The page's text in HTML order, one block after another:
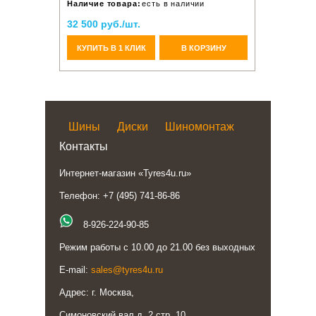
Наличие товара: есть в наличии
32 500 руб./шт.
КУПИТЬ В 1 КЛИК В КОРЗИНУ
Шины Диски
Шиномонтаж
Контакты
Интернет-магазин «Tyres4u.ru»
Телефон: +7 (495) 741-86-86
8-926-224-90-85
Режим работы с 10.00 до 21.00 без выходных
E-mail: sales@tyres4u.ru
Адрес: г. Москва,